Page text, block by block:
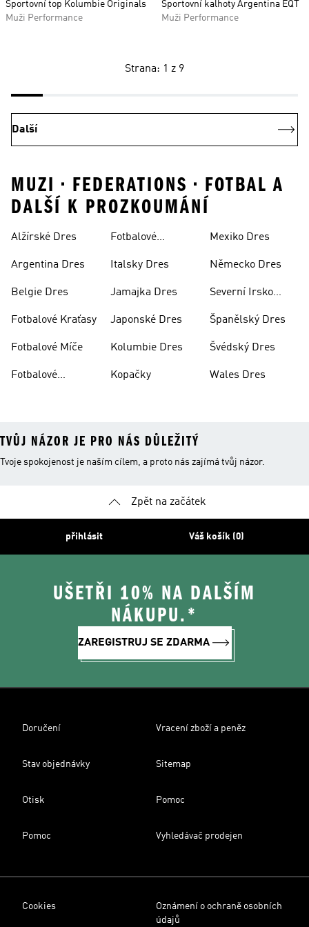
Sportovní top Kolumbie Originals
Muži Performance
Sportovní kalhoty Argentina EQT
Muži Performance
Strana: 1 z 9
Další
MUZI • FEDERATIONS • FOTBAL A
DALŠÍ K PROZKOUMÁNÍ
Alžírské Dres
Argentina Dres
Belgie Dres
Fotbalové Kraťasy
Fotbalové Míče
Fotbalové
Fotbalové
Italsky Dres
Jamajka Dres
Japonské Dres
Kolumbie Dres
Kopačky
Mexiko Dres
Německo Dres
Severní Irsko
Španělský Dres
Švédský Dres
Wales Dres
TVŮJ NÁZOR JE PRO NÁS DŮLEŽITÝ
Tvoje spokojenost je naším cílem, a proto nás zajímá tvůj názor.
Zpět na začátek
přihlásit Váš košík (0)
UŠETŘI 10% NA DALŠÍM
NÁKUPU.*
ZAREGISTRUJ SE ZDARMA
Doručení Vracení zboží a peněz
Stav objednávky Sitemap
Otisk Pomoc
Pomoc Vyhledávač prodejen
Cookies
Oznámení o ochraně osobních
údajů